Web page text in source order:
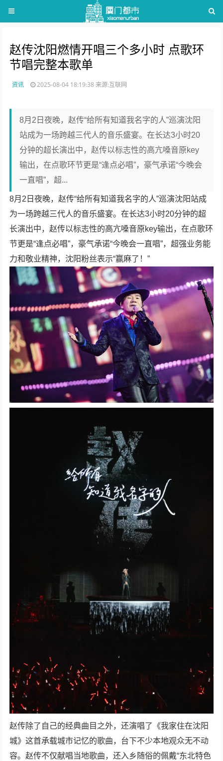
赵传沈阳燃情开唱三个多小时 点歌环
节唱完整本歌单
资讯 2025-08-04 18:19:38来源:互联网
8月2日夜晚，赵传“给所有知道我名字的人”巡演沈阳
站成为一场跨越三代人的音乐盛宴。在长达3小时20
分钟的超长演出中，赵传以标志性的高亢嗓音原key
输出，在点歌环节更是“逢点必唱”，豪气承诺“今晚会
一直唱”，超...
8月2日夜晚，赵传“给所有知道我名字的人”巡演沈阳站成
为一场跨越三代人的音乐盛宴。在长达3小时20分钟的超
长演出中，赵传以标志性的高亢嗓音原key输出，在点歌环
节更是“逢点必唱”，豪气承诺“今晚会一直唱”，超强业务能
力和敬业精神，沈阳粉丝表示“赢麻了！”
赵传除了自己的经典曲目之外，还演唱了《我家住在沈阳
城》这首承载城市记忆的歌曲，台下不少本地观众无不动
容。赵传不仅献唱当地歌曲，还入乡随俗的佩戴“东北特色